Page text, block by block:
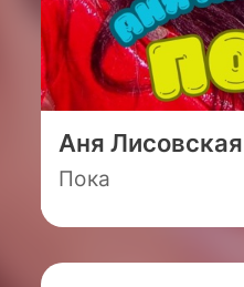
Аня Лисовская
Пока